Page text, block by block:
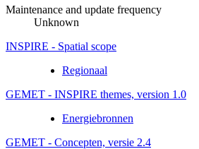
Maintenance and update frequency
Unknown
INSPIRE - Spatial scope
Regionaal
GEMET - INSPIRE themes, version 1.0
Energiebronnen
GEMET - Concepten, versie 2.4